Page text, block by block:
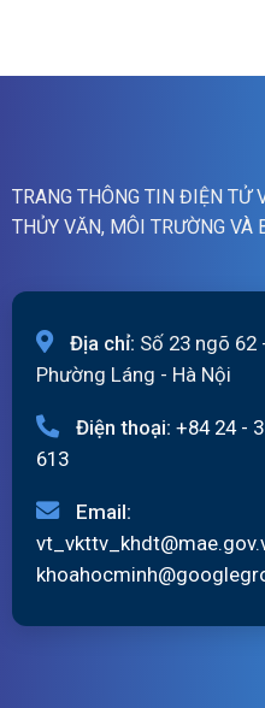
quét
TRANG THÔNG TIN ĐIỆN TỬ
THỦY VĂN, MÔI TRƯỜNG VÀ
Địa chỉ: Số 23 ngõ 62
Phường Láng - Hà Nội
Điện thoại: +84 24 -
613
Email: